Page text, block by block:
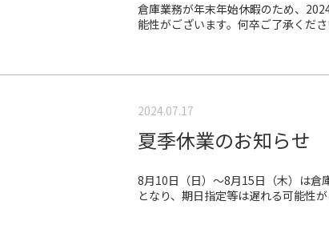
倉庫業務が年末年始休暇のため、
能性がございます。何卒ご了承くださ
2024.07.17
夏季休業のお知らせ
8月10日（日）～8月15日（木）は倉
となり、期日指定等は遅れる可能性